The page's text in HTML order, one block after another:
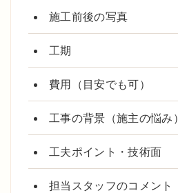
施工前後の写真
工期
費用（目安でも可）
工事の背景（施主の悩み）
工夫ポイント・技術面
担当スタッフのコメント